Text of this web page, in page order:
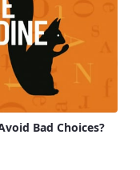
Bad Choices?